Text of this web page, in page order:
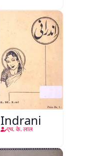
Indrani
एच. के. लाल